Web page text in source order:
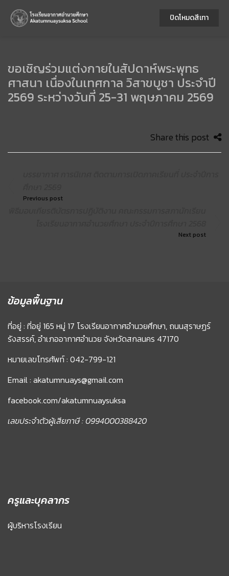
ขอเชิญร่วมแต่งกายในสัปดาห์พระพุทธ
ศาสนา เนื่องในเทศกาล วิสาขบูชา ประจำปี
2569 ระหว่างวันที่ 25-31 พฤษภาคม 2569
Share this post
Previous post
Next post
ข้อมูลพื้นฐาน
ที่อยู่ : ที่อยู่ 165 หมู่ 17 โรงเรียนอากาศอำนวยศึกษา, ถนนสุราษฏร์
รังสรรค์, อำเภออากาศอำนวย จังหวัดสกลนคร 47170
หมายเลขโทรศัพท์ : 042-799-121
Email : akatumnuays@gmail.com
facebook.com/akatumnuaysuksa
เลขประจำตัวผู้เสียภาษี : 0994000388420
ครูและบุคลากร
ผู้บริหารโรงเรียน
ปิดโหมดสีเทา